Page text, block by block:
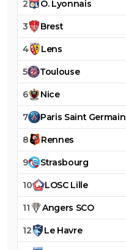
2 O. Lyonnais
3 Brest
4 Lens
5 Toulouse
6 Nice
7 Paris Saint Germain
8 Rennes
9 Strasbourg
10 LOSC Lille
11 Angers SCO
12 Le Havre